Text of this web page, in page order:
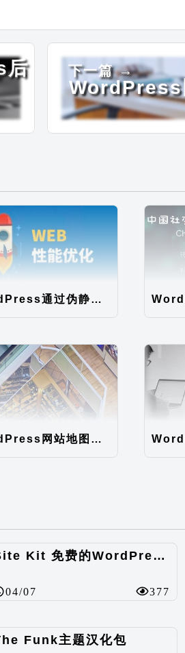
后
下一篇 →
WordPress
WordPress通过伪静态规则提高静态文件的读取速度
WordPress网站地图（sitemap）性能优化
Site Kit 免费的WordPress数据统计插件
04/07 377
Funk主题汉化包